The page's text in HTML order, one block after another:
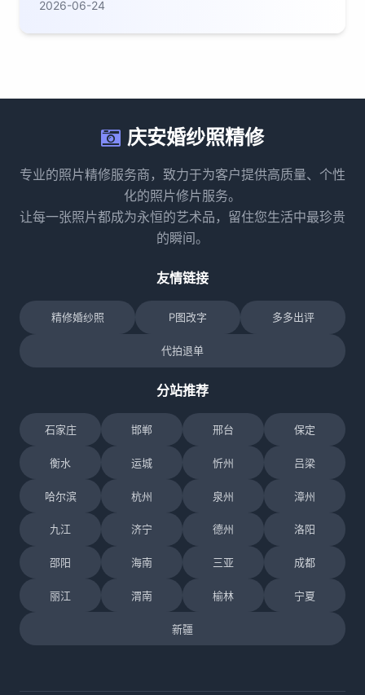
2026-06-24
庆安婚纱照精修
专业的照片精修服务商，致力于为客户提供高质量、个性
化的照片修片服务。
让每一张照片都成为永恒的艺术品，留住您生活中最珍贵
的瞬间。
友情链接
精修婚纱照 P图改字 多多出评
代拍退单
分站推荐
石家庄 邯郸 邢台 保定
衡水 运城 忻州 吕梁
哈尔滨 杭州 泉州 漳州
九江 济宁 德州 洛阳
邵阳 海南 三亚 成都
丽江 渭南 榆林 宁夏
新疆